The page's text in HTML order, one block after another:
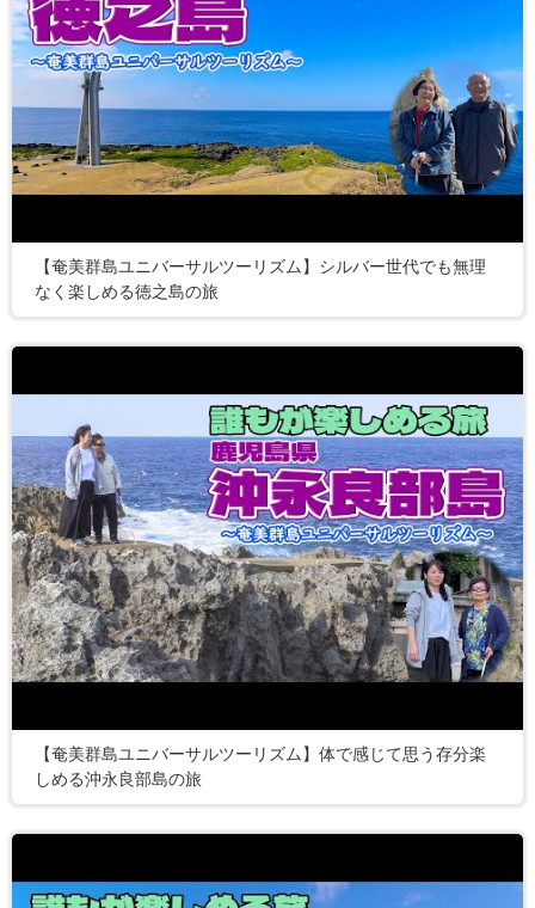
【奄美群島ユニバーサルツーリズム】シルバー世代でも無理
なく楽しめる徳之島の旅
【奄美群島ユニバーサルツーリズム】体で感じて思う存分楽
しめる沖永良部島の旅